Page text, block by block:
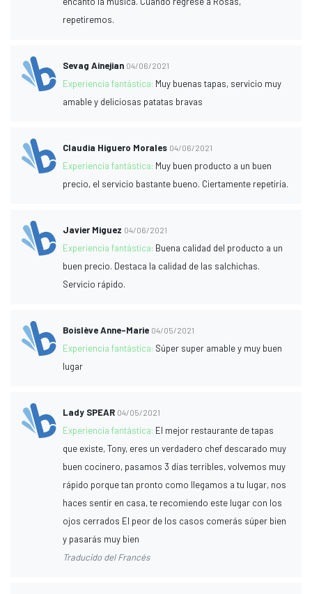
repetiremos.
Sevag Ainejian 04/06/2021
Experiencia fantástica: Muy buenas tapas, servicio muy
amable y deliciosas patatas bravas
Claudia Higuero Morales 04/06/2021
Experiencia fantástica: Muy buen producto a un buen
precio, el servicio bastante bueno. Ciertamente repetiría.
Javier Miguez 04/06/2021
Experiencia fantástica: Buena calidad del producto a un
buen precio. Destaca la calidad de las salchichas.
Servicio rápido.
Boislève Anne-Marie 04/05/2021
Experiencia fantástica: Súper super amable y muy buen
lugar
Lady SPEAR 04/05/2021
Experiencia fantástica: El mejor restaurante de tapas
que existe, Tony, eres un verdadero chef descarado muy
buen cocinero, pasamos 3 días terribles, volvemos muy
rápido porque tan pronto como llegamos a tu lugar, nos
haces sentir en casa, te recomiendo este lugar con los
ojos cerrados El peor de los casos comerás súper bien
y pasarás muy bien
Traducido del Francés